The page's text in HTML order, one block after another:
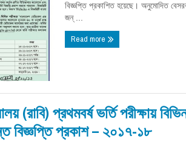
বিজ্ঞপ্তি প্রকাশিত হয়েছে। অনুমোদিত
জন্ ...
Read more
(রাবি) প্রথমবর্ষ ভর্তি পরীক্ষায়
বিজ্ঞপ্তি প্রকাশ – ২০১৭-১৮